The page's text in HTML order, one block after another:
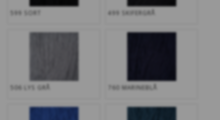
599 SORT 499 SKIFERGRÅ
506 LYS GRÅ 760 MARINEBLÅ